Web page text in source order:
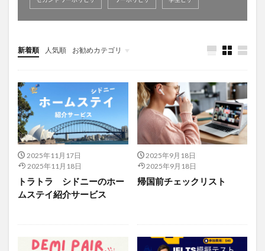
新着順 人気順 お勧めカテゴリ
未分類
2025年11月17日
2025年11月18日
トラトラ シドニーのホー
ムステイ紹介サービス
2025年9月18日
2025年9月18日
帰国前チェックリスト